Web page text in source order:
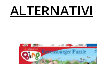
ALTERNATIVI